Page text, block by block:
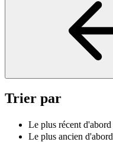
Trier par
Le plus récent d'abord
Le plus ancien d'abord